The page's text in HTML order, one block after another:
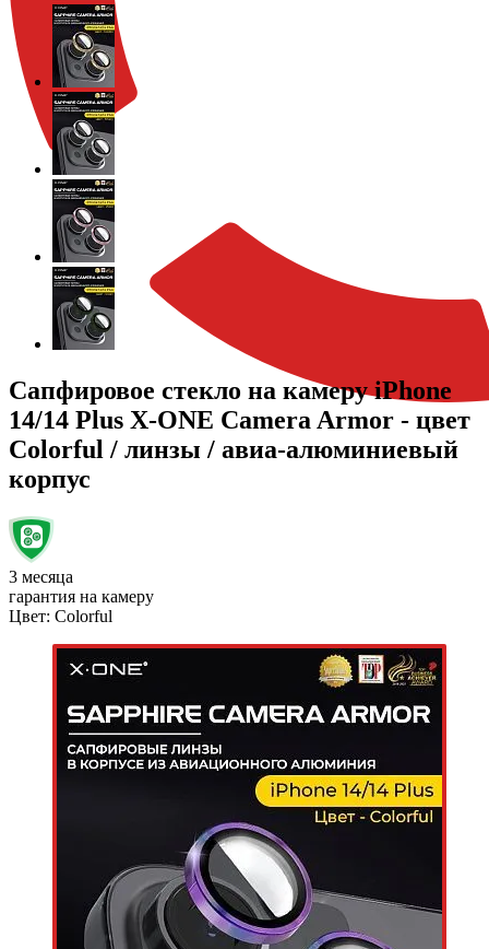
Сапфировое стекло на камеру iPhone
14/14 Plus X-ONE Camera Armor - цвет
Colorful / линзы / авиа-алюминиевый
корпус
3 месяца
гарантия на камеру
Цвет: Colorful